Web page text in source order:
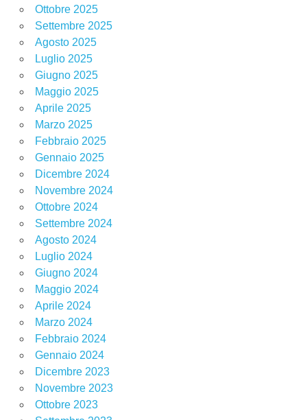
Ottobre 2025
Settembre 2025
Agosto 2025
Luglio 2025
Giugno 2025
Maggio 2025
Aprile 2025
Marzo 2025
Febbraio 2025
Gennaio 2025
Dicembre 2024
Novembre 2024
Ottobre 2024
Settembre 2024
Agosto 2024
Luglio 2024
Giugno 2024
Maggio 2024
Aprile 2024
Marzo 2024
Febbraio 2024
Gennaio 2024
Dicembre 2023
Novembre 2023
Ottobre 2023